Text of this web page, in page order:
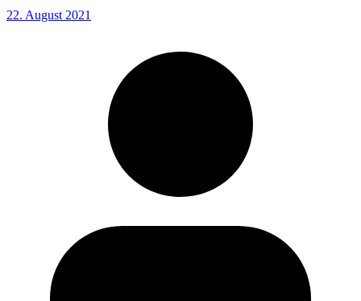
22. August 2021